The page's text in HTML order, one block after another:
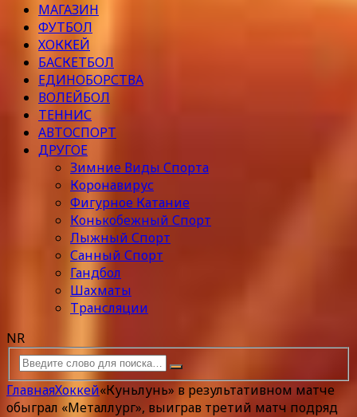
МАГАЗИН
ФУТБОЛ
ХОККЕЙ
БАСКЕТБОЛ
ЕДИНОБОРСТВА
ВОЛЕЙБОЛ
ТЕННИС
АВТОСПОРТ
ДРУГОЕ
Зимние Виды Спорта
Коронавирус
Фигурное Катание
Конькобежный Спорт
Лыжный Спорт
Санный Спорт
Гандбол
Шахматы
Трансляции
NR
ГлавнаяХоккей«Куньлунь» в результативном матче
обыграл «Металлург», выиграв третий матч подряд